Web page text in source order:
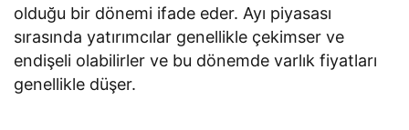
olduğu bir dönemi ifade eder. Ayı piyasası
sırasında yatırımcılar genellikle çekimser ve
endişeli olabilirler ve bu dönemde varlık fiyatları
genellikle düşer.